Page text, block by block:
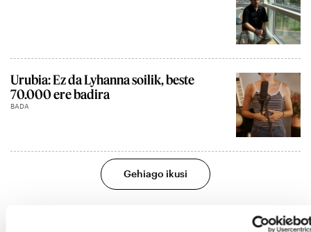
Urubia: Ez da Lyhanna soilik, beste
70.000 ere badira
BADA
Gehiago ikusi